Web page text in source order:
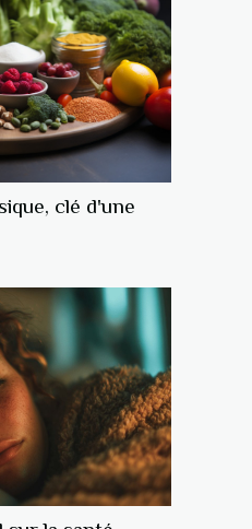
clé d'une